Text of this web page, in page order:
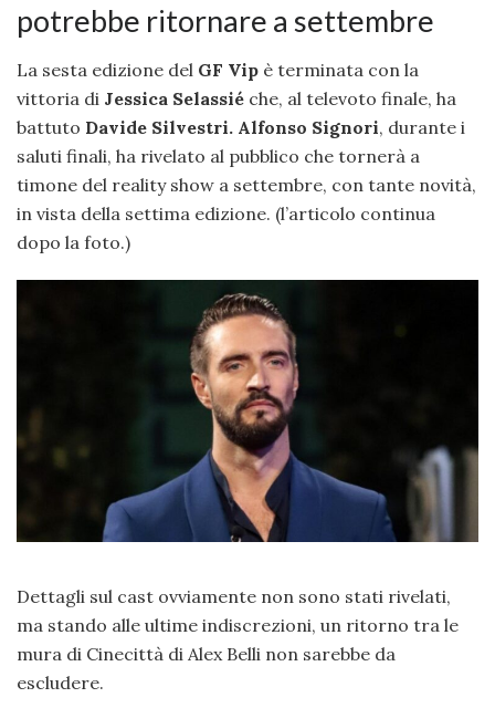
potrebbe ritornare a settembre
La sesta edizione del GF Vip è terminata con la
vittoria di Jessica Selassié che, al televoto finale, ha
battuto Davide Silvestri. Alfonso Signori, durante i
saluti finali, ha rivelato al pubblico che tornerà a
timone del reality show a settembre, con tante novità,
in vista della settima edizione. (l’articolo continua
dopo la foto.)
Dettagli sul cast ovviamente non sono stati rivelati,
ma stando alle ultime indiscrezioni, un ritorno tra le
mura di Cinecittà di Alex Belli non sarebbe da
escludere.